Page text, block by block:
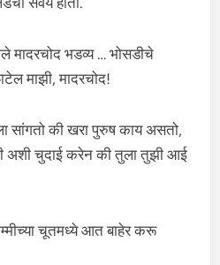
मादरचोद भडव्य … भोसडीचे
माझी, मादरचोद!
सांगतो की खरा पुरुष काय असतो,
चुदाई करेन की तुला तुझी आई
चूतमध्ये आत बाहेर करू